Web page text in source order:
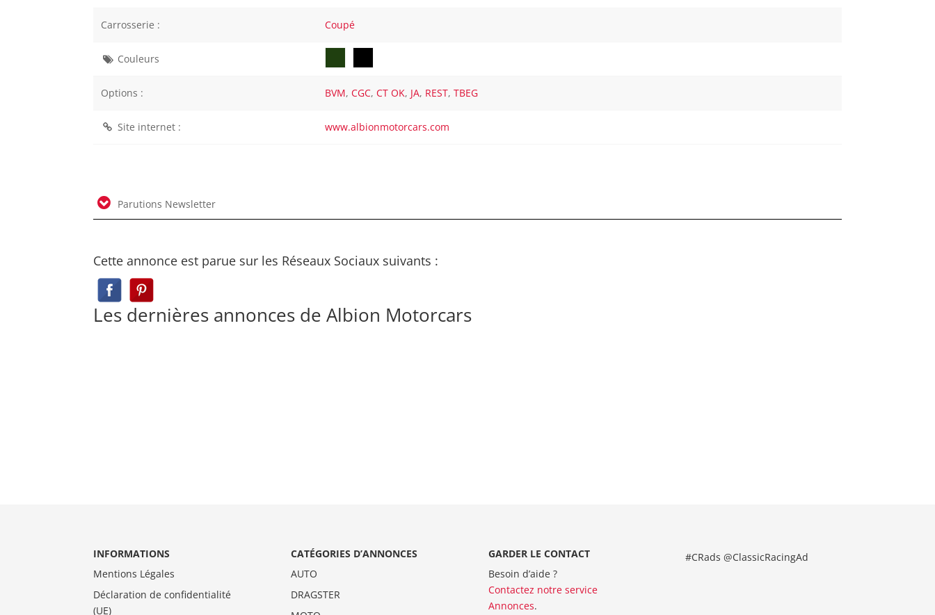
Carrosserie : Coupé
Couleurs
Options : BVM,CGC,CT OK, JA, REST,TBEG
Site internet : www.albionmotorcars.com
Parutions Newsletter
Cette annonce est parue sur les Réseaux Sociaux suivants :
Les dernières annonces de Albion Motorcars
INFORMATIONS
Mentions Légales
Déclaration de confidentialité
(UE)
CATÉGORIES D’ANNONCES
AUTO
DRAGSTER
GARDER LE CONTACT
Besoin d’aide ?
Contactez notre service
Annonces.
#CRads @ClassicRacingAd